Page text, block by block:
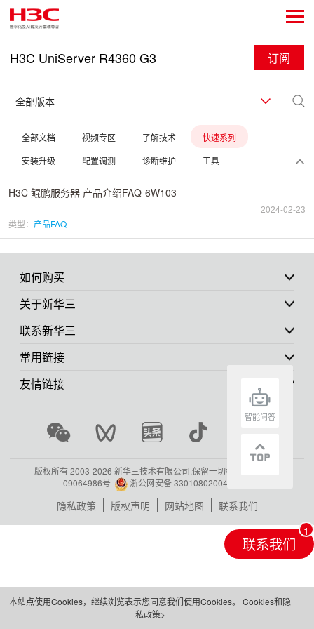
H3C UniServer R4360 G3 订阅
全部文档 视频专区 了解技术
快速系列
安装升级
配置调测 诊断维护 工具
H3C 鲲鹏服务器 产品介绍FAQ-6W103
2024-02-23
类型： 产品FAQ
如何购买
关于新华三
联系新华三
常用链接
友情链接
版权所有 2003-2026 新华三技术有限公司.保留一切权利.
09064986号
浙公网安备 33010802004416号
隐私政策 版权声明 网站地图 联系我们
联系我们
本站点使用Cookies，继续浏览表示您同意我们使用Cookies。 Cookies和隐
私政策>
智能问答